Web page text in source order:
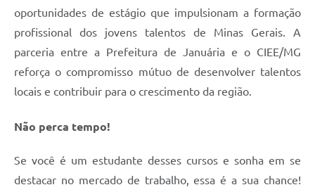
oportunidades de estágio que impulsionam a formação
profissional dos jovens talentos de Minas Gerais. A
parceria entre a Prefeitura de Januária e o CIEE/MG
reforça o compromisso mútuo de desenvolver talentos
locais e contribuir para o crescimento da região.
Não perca tempo!
Se você é um estudante desses cursos e sonha em se
destacar no mercado de trabalho, essa é a sua chance!